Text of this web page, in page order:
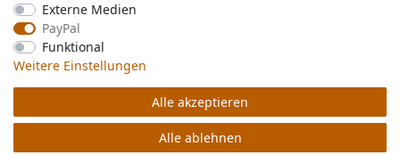
Durchschnittliche Bewertung von
Bewertungsgrundlage des Anbieters: 5 Verkaufs- und 3 Bewertungsplattformen
© Copyright 2026 nawajo.de | Alle Rechte vorbehalten.
Externe Medien
PayPal
Funktional
Weitere Einstellungen
Alle akzeptieren
Alle ablehnen
Externe Medien
PayPal
Funktional
Weitere Einstellungen
Alle akzeptieren
Alle ablehnen